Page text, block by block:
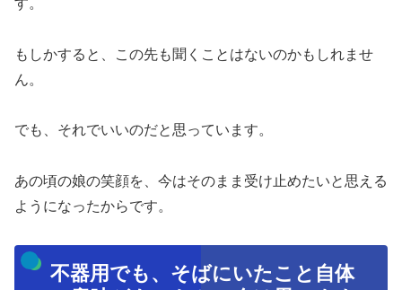
もしかすると、この先も聞くことはないのかもしれませ
ん。
でも、それでいいのだと思っています。
あの頃の娘の笑顔を、今はそのまま受け止めたいと思える
ようになったからです。
不器用でも、そばにいたこと自体